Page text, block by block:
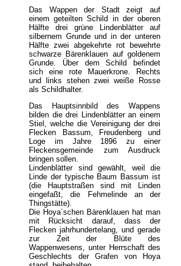
Das Wappen der Stadt zeigt auf
einem geteilten Schild in der oberen
Hälfte drei grüne Lindenblätter auf
silbernem Grunde und in der unteren
Hälfte zwei abgekehrte rot bewehrte
schwarze Bärenklauen auf goldenem
Grunde. Über dem Schild befindet
sich eine rote Mauerkrone. Rechts
und links stehen zwei weiße Rosse
als Schildhalter.
Das Hauptsinnbild des Wappens
bilden die drei Lindenblätter an einem
Stiel, welche die Vereinigung der drei
Flecken Bassum, Freudenberg und
Loge im Jahre 1896 zu einer
Fleckensgemeinde zum Ausdruck
bringen sollen.
Lindenblätter sind gewählt, weil die
Linde der typische Baum Bassum ist
(die Hauptstraßen sind mit Linden
eingefaßt, die Fehmelinde an der
Thingstätte).
Die Hoya´schen Bärenklauen hat man
mit Rücksicht darauf, dass der
Flecken jahrhundertelang, und gerade
zur Zeit der Blüte des
Wappenwesens, unter Herrschaft des
Geschlechts der Grafen von Hoya